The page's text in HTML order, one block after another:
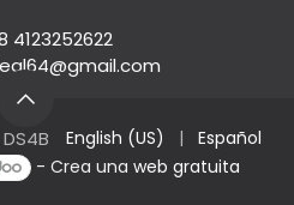
4123252622
English (US) |
Español
- Crea una web gratuita